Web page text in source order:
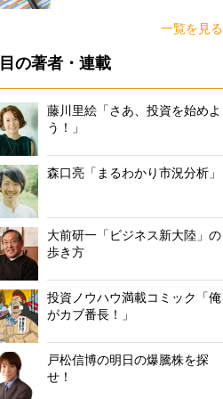
一覧を見る
の著者・連載
藤川里絵「さあ、投資を始めよ
う！」
森口亮「まるわかり市況分析」
大前研一「ビジネス新大陸」の
歩き方
投資ノウハウ満載コミック「俺
がカブ番長！」
戸松信博の明日の爆騰株を探
せ！